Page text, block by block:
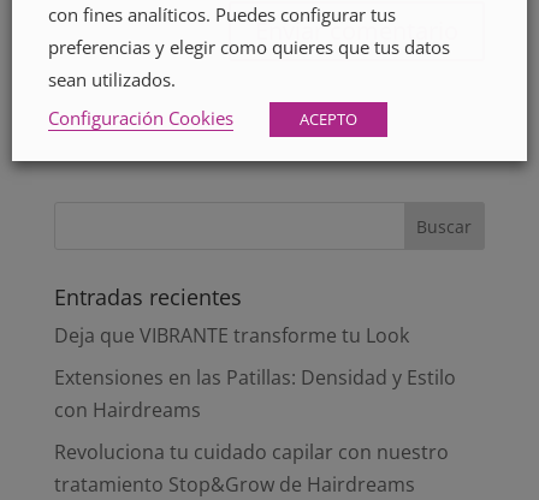
Entradas recientes
Deja que VIBRANTE transforme tu Look
Extensiones en las Patillas: Densidad y Estilo
con Hairdreams
Revoluciona tu cuidado capilar con nuestro
tratamiento Stop&Grow de Hairdreams
con fines analíticos. Puedes configurar tus
preferencias y elegir como quieres que tus datos
sean utilizados.
Configuración Cookies
ACEPTO